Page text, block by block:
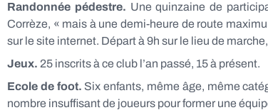
Randonnée pédestre. Une quinzaine de
Corrèze, « mais à une demi-heure de route
sur le site internet. Départ à 9h sur le lieu de
Jeux. 25 inscrits à ce club l’an passé, 15 à présent.
Ecole de foot. Six enfants, même âge, même
nombre insuffisant de joueurs pour former une